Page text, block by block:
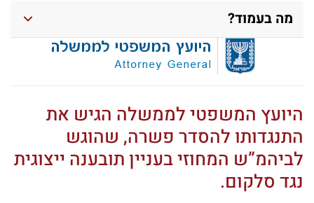
היועץ המשפטי לממשלה הגיש את
התנגדותו להסדר פשרה, שהוגש
לביהמ”ש המחוזי בעניין תובענה ייצוגית
נגד סלקום.
מה בעמוד?